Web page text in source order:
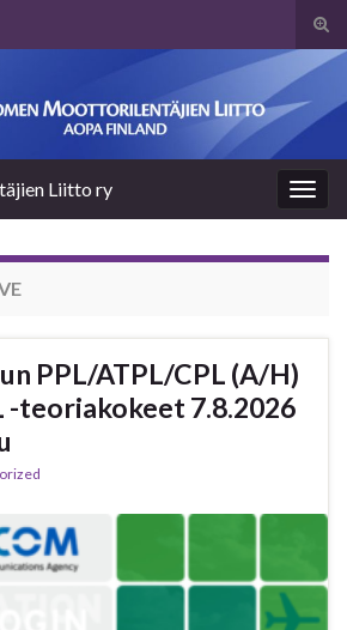
Liitto ry
PPL/ATPL/CPL (A/H)
-teoriakokeet 7.8.2026